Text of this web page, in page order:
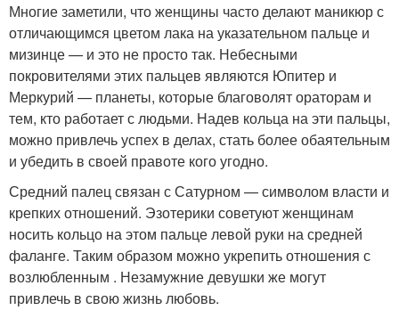
Многие заметили, что женщины часто делают маникюр с
отличающимся цветом лака на указательном пальце и
мизинце — и это не просто так. Небесными
покровителями этих пальцев являются Юпитер и
Меркурий — планеты, которые благоволят ораторам и
тем, кто работает с людьми. Надев кольца на эти пальцы,
можно привлечь успех в делах, стать более обаятельным
и убедить в своей правоте кого угодно.
Средний палец связан с Сатурном — символом власти и
крепких отношений. Эзотерики советуют женщинам
носить кольцо на этом пальце левой руки на средней
фаланге. Таким образом можно укрепить отношения с
возлюбленным . Незамужние девушки же могут
привлечь в свою жизнь любовь.